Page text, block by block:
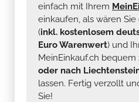
einfach mit Ihrem
einkaufen, als wären
(inkl. kostenlosem
Euro Warenwert) und
MeinEinkauf.ch bequem
oder nach
lassen. Fertig verzollt
Sie!